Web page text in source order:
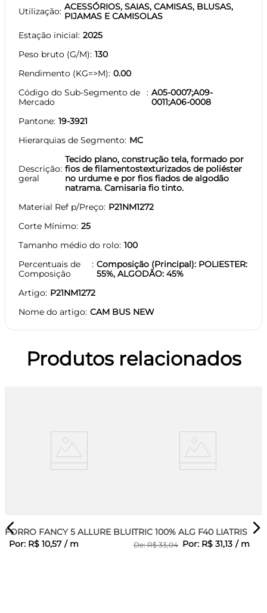
Utilização ACESSÓRIOS, SAIAS, CAMISAS, BLUSAS,
PIJAMAS E CAMISOLAS
Estação inicial 2025
Peso bruto (G/M) 130
Rendimento (KG=>M) 0.00
Código do Sub-Segmento de
Mercado
A05-0007;A09-
0011;A06-0008
Pantone 19-3921
Hierarquias de Segmento MC
Descrição
geral
Tecido plano, construção tela, formado por
fios de filamentostexturizados de poliéster
no urdume e por fios fiados de algodão
natrama. Camisaria fio tinto.
Material Ref p/Preço P21NM1272
Corte Mínimo 25
Tamanho médio do rolo 100
Percentuais de
Composição
Composição (Principal): POLIESTER:
55%, ALGODÃO: 45%
Artigo P21NM1272
Nome do artigo CAM BUS NEW
Produtos relacionados
FORRO FANCY 5 ALLURE BLUE
Por: R$ 10,57 / m
TRIC 100% ALG F40 LIATRIS
De:R$ 33,04 Por: R$ 31,13 / m